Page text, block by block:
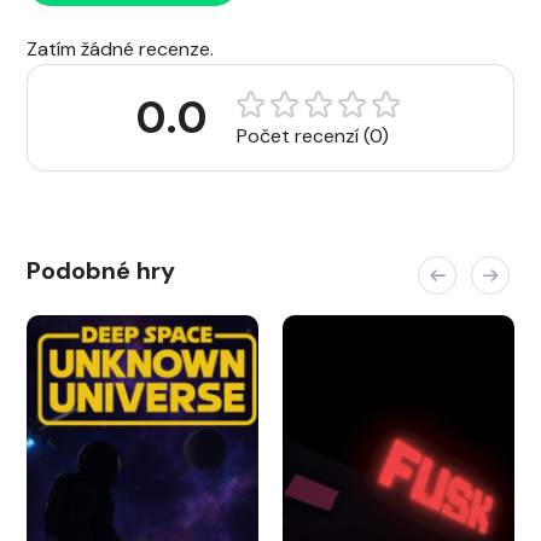
Zatím žádné recenze.
0.0 Počet recenzí (0)
Podobné hry